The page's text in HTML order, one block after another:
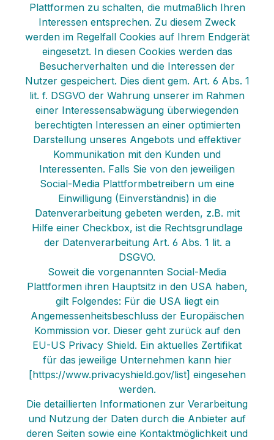
Plattformen zu schalten, die mutmaßlich Ihren
Interessen entsprechen. Zu diesem Zweck
werden im Regelfall Cookies auf Ihrem Endgerät
eingesetzt. In diesen Cookies werden das
Besucherverhalten und die Interessen der
Nutzer gespeichert. Dies dient gem. Art. 6 Abs. 1
lit. f. DSGVO der Wahrung unserer im Rahmen
einer Interessensabwägung überwiegenden
berechtigten Interessen an einer optimierten
Darstellung unseres Angebots und effektiver
Kommunikation mit den Kunden und
Interessenten. Falls Sie von den jeweiligen
Social-Media Plattformbetreibern um eine
Einwilligung (Einverständnis) in die
Datenverarbeitung gebeten werden, z.B. mit
Hilfe einer Checkbox, ist die Rechtsgrundlage
der Datenverarbeitung Art. 6 Abs. 1 lit. a
DSGVO.
Soweit die vorgenannten Social-Media
Plattformen ihren Hauptsitz in den USA haben,
gilt Folgendes: Für die USA liegt ein
Angemessenheitsbeschluss der Europäischen
Kommission vor. Dieser geht zurück auf den
EU-US Privacy Shield. Ein aktuelles Zertifikat
für das jeweilige Unternehmen kann hier
[https://www.privacyshield.gov/list] eingesehen
werden.
Die detaillierten Informationen zur Verarbeitung
und Nutzung der Daten durch die Anbieter auf
deren Seiten sowie eine Kontaktmöglichkeit und